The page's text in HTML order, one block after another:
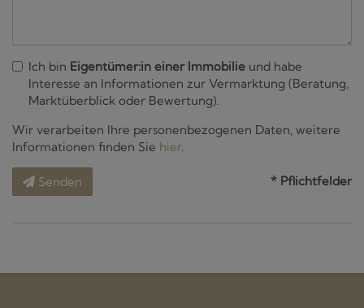
Ich bin Eigentümer:in einer Immobilie und habe
Interesse an Informationen zur Vermarktung (Beratung,
Marktüberblick oder Bewertung).
Wir verarbeiten Ihre personenbezogenen Daten, weitere
Informationen finden Sie hier.
Senden * Pflichtfelder